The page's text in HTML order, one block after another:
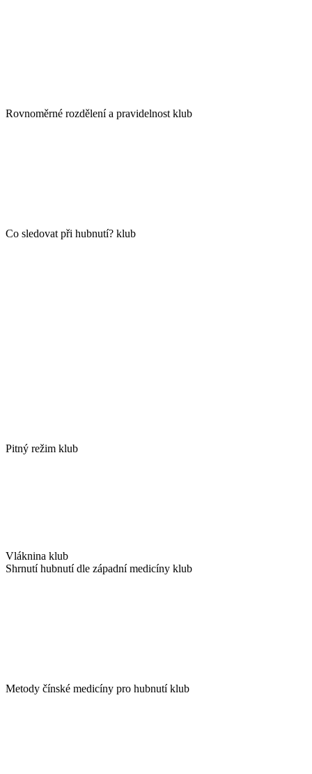
Rovnoměrné rozdělení a pravidelnost klub
Co sledovat při hubnutí? klub
Pitný režim klub
Vláknina klub
Shrnutí hubnutí dle západní medicíny klub
Metody čínské medicíny pro hubnutí klub